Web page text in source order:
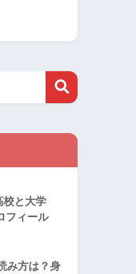
校と大学
フィール
み方は？身